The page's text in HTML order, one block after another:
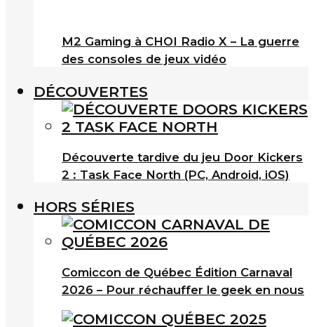
M2 Gaming à CHOI Radio X – La guerre
des consoles de jeux vidéo
DÉCOUVERTES
Découverte tardive du jeu Door Kickers
2 : Task Face North (PC, Android, iOS)
HORS SÉRIES
Comiccon de Québec Édition Carnaval
2026 – Pour réchauffer le geek en nous